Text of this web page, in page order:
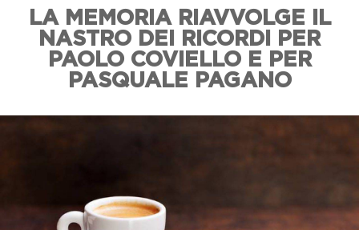
Pacco Alla Camorra
Don Giuseppe Diana
Il Comitato Don Peppe Diana
Soci E Adesioni
Mediateca E Biblioteca
Festival Dell'impegno Civile
Memoria Delle Vittime
LA MEMORIA RIAVVOLGE IL
NASTRO DEI RICORDI PER
PAOLO COVIELLO E PER
PASQUALE PAGANO